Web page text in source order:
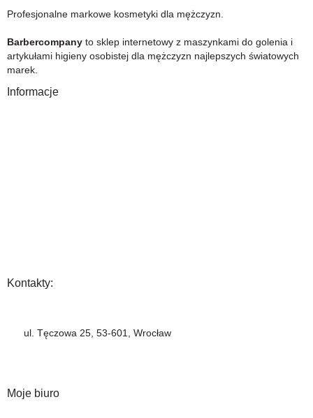
Profesjonalne markowe kosmetyki dla mężczyzn.
Barbercompany to sklep internetowy z maszynkami do golenia i
artykułami higieny osobistej dla mężczyzn najlepszych światowych
marek.
Informacje
Kontakty:
ul. Tęczowa 25, 53-601, Wrocław
Moje biuro